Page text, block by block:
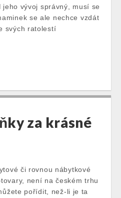
vývoj správný, musí se
se ale nechce vzdát
svých ratolestí
za krásné
či rovnou nábytkové
není na českém trhu
pořídit, než-li je ta